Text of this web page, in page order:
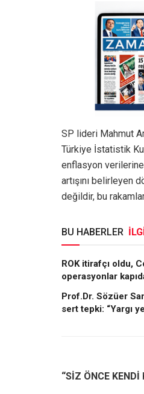
SP lideri Mahmut
Türkiye İstatistik
enflasyon verilerine
artışını belirleyen
değildir, bu
BU HABERLER
ROK itirafçı oldu,
operasyonlar
Prof.Dr. Sözüer
sert tepki: “Yargı
“SİZ ÖNCE